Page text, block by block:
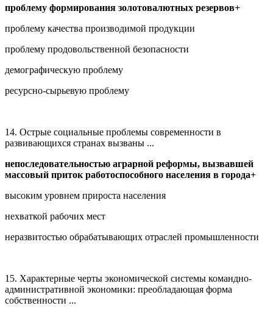
проблему формирования золотовалютных резервов+
проблему качества производимой продукции
проблему продовольственной безопасности
демографическую проблему
ресурсно-сырьевую проблему
14. Острые социальные проблемы современности в
развивающихся странах вызваны ...
непоследовательностью аграрной реформы, вызвавшей
массовый приток работоспособного населения в города+
высоким уровнем прироста населения
нехваткой рабочих мест
неразвитостью обрабатывающих отраслей промышленности
15. Характерные черты экономической системы командно-
административной экономики: преобладающая форма
собственности ...